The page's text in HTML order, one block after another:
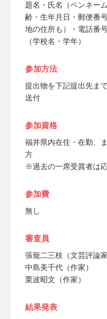
題名・氏名（ペンネー
齢・生年月日・郵便番
地の住所も）・電話番
（学校名・学年）
参加方法
提出物を下記提出先ま
送付
参加資格
福井県内在住・在勤、
方
※過去の一席受賞者は
参加費
無し
審査員
張籠二三枝（文芸評論家
中島美千代（作家）
栗波昭文（作家）
結果発表